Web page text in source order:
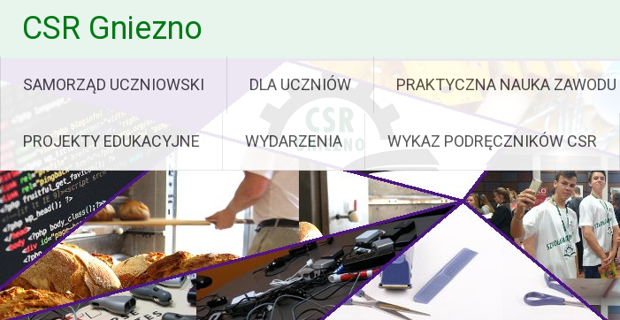
content
CSR Gniezno
SAMORZĄD UCZNIOWSKI DLA UCZNIÓW PRAKTYCZNA NAUKA ZAWODU
PROJEKTY EDUKACYJNE WYDARZENIA WYKAZ PODRĘCZNIKÓW CSR